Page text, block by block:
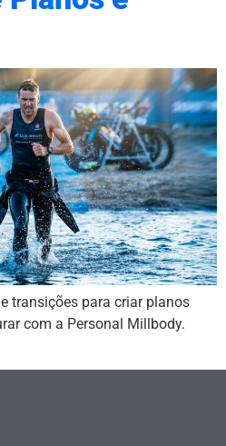
transições para criar planos
com a Personal Millbody.